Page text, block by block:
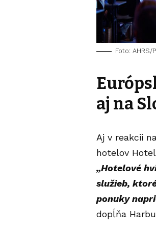
Foto:
aj na
Aj v reakcii
hotelov
„Hotelové
služieb,
ponuky
dopĺňa